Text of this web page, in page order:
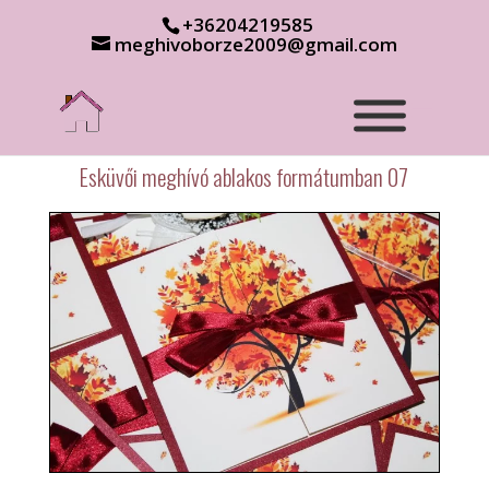
+36204219585
meghivoborze2009@gmail.com
Esküvői meghívó ablakos formátumban 07